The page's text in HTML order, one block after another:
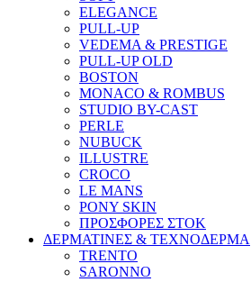
ELEGANCE
PULL-UP
VEDEMA & PRESTIGE
PULL-UP OLD
BOSTON
MONACO & ROMBUS
STUDIO BY-CAST
PERLE
NUBUCK
ILLUSTRE
CROCO
LE MANS
PONY SKIN
ΠΡΟΣΦΟΡΕΣ ΣΤΟΚ
ΔΕΡΜΑΤΙΝΕΣ & ΤΕΧΝΟΔΕΡΜΑ
TRENTO
SARONNO